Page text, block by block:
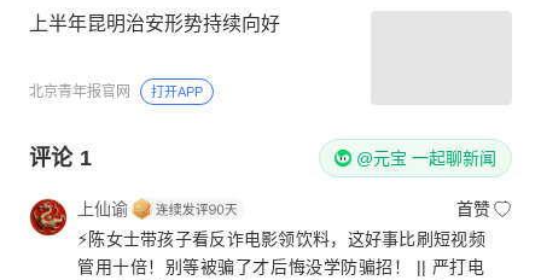
上半年昆明治安形势持续向好
北京青年报官网 打开APP
评论 1 @元宝 一起聊新闻
上仙谕
首赞
⚡️陈女士带孩子看反诈电影领饮料，这好事比刷短视频
管用十倍！别等被骗了才后悔没学防骗招！ || 严打电